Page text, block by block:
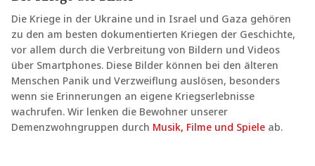
Die Kriege in der Ukraine und in Israel und Gaza gehören
zu den am besten dokumentierten Kriegen der Geschichte,
vor allem durch die Verbreitung von Bildern und Videos
über Smartphones. Diese Bilder können bei den älteren
Menschen Panik und Verzweiflung auslösen, besonders
wenn sie Erinnerungen an eigene Kriegserlebnisse
wachrufen. Wir lenken die Bewohner unserer
Demenzwohngruppen durch Musik, Filme und Spiele ab.